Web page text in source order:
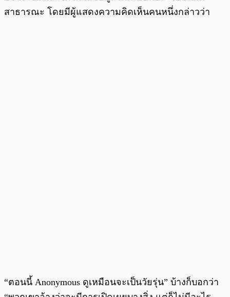
สาธารณะ โดยมีผู้แสดงความคิดเห็นคนหนึ่งกล่าวว่า
“ตอนนี้ Anonymous ดูเหมือนจะเป็นวัยรุ่น” บ้างก็บอกว่า